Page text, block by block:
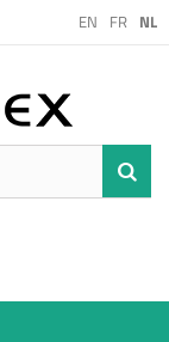
EN FR NL